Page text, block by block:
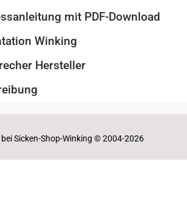
mit PDF-Download
Winking
Hersteller
bei Sicken-Shop-Winking © 2004-2026